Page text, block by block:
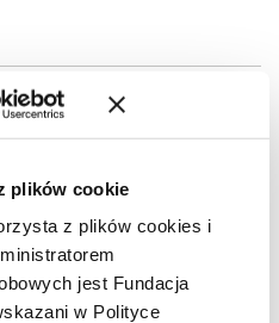
plików cookie
z plików cookies i
jest Fundacja
w Polityce